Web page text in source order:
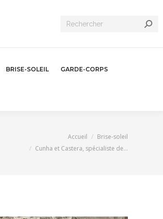
Recherche
BRISE-SOLEIL GARDE-CORPS
Accueil
Brise-soleil
Cunha et Castera, spécialiste de…